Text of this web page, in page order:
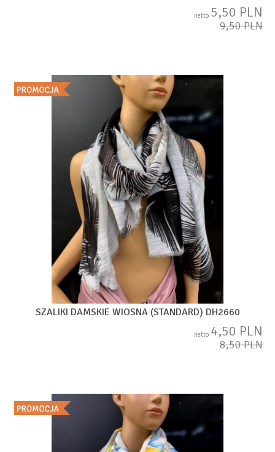
netto 5,50 PLN
9,50 PLN
SZALIKI DAMSKIE WIOSNA (STANDARD) DH2660
netto 4,50 PLN
8,50 PLN